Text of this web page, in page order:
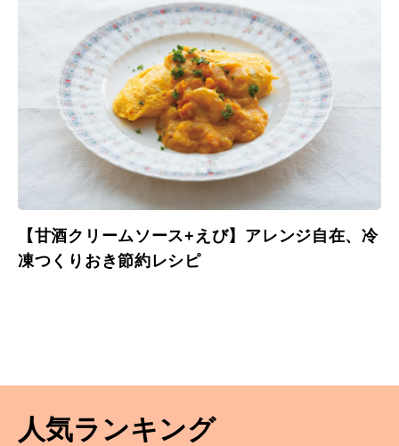
【甘酒クリームソース+えび】アレンジ自在、冷
凍つくりおき節約レシピ
人気ランキング